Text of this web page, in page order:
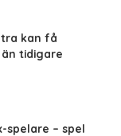
kan få
tidigare
spelare – spel